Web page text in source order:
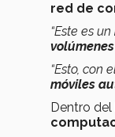
red de
“Este es un
“Esto, con
móviles
Dentro